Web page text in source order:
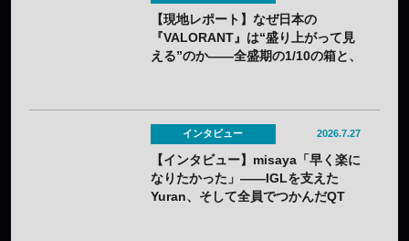
【現地レポート】なぜ日本の
『VALORANT』は“盛り上がって見
える”のか——全盛期の1/10の箱と、
インタビュー 2026.7.27
【インタビュー】misaya「早く楽に
なりたかった」——IGLを支えた
Yuran、そして全員でつかんだQT